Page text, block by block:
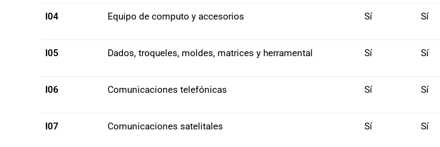
I04 Equipo de computo y accesorios Sí Sí
I05 Dados, troqueles, moldes, matrices y herramental Sí Sí
I06 Comunicaciones telefónicas Sí Sí
I07 Comunicaciones satelitales Sí Sí